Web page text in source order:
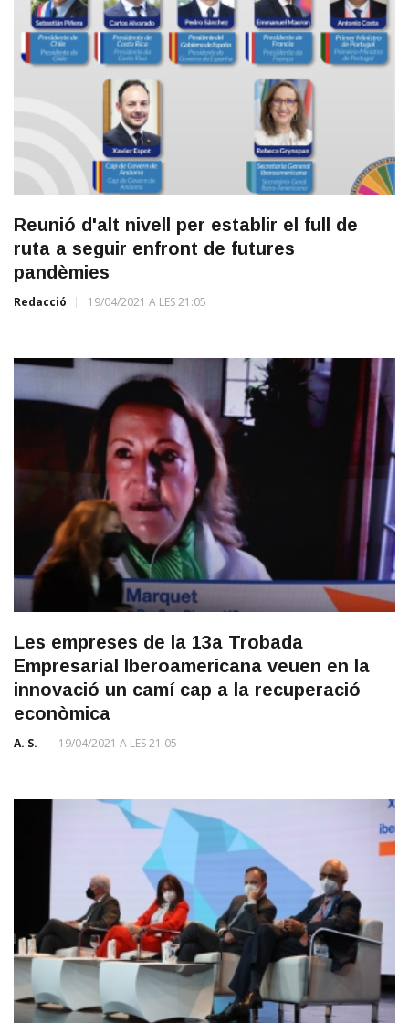
Reunió d'alt nivell per establir el full de
ruta a seguir enfront de futures
pandèmies
Redacció 19/04/2021 A LES 21:05
Les empreses de la 13a Trobada
Empresarial Iberoamericana veuen en la
innovació un camí cap a la recuperació
econòmica
A. S. 19/04/2021 A LES 21:05